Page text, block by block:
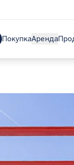
ПокупкаАренда